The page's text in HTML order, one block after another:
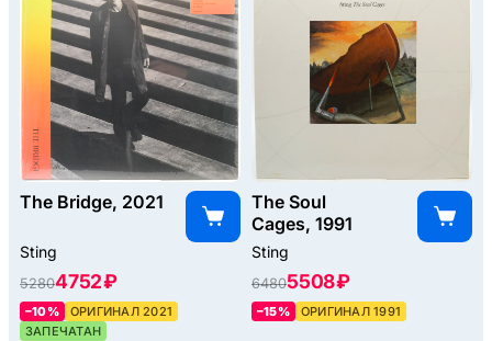
The Bridge, 2021
Sting
52804752 ₽
–10%
ОРИГИНАЛ 2021
ЗАПЕЧАТАН
The Soul
Cages, 1991
Sting
64805508 ₽
–15% ОРИГИНАЛ 1991